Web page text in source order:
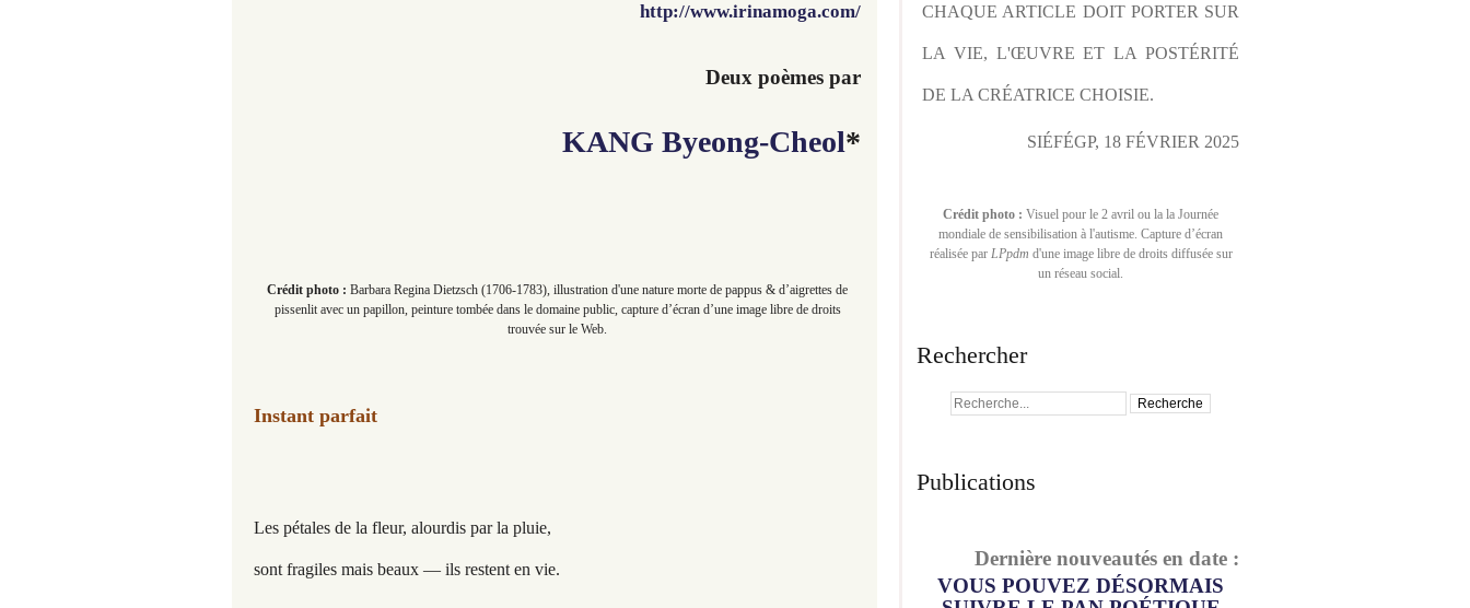
http://www.irinamoga.com/
Deux poèmes par
KANG Byeong-Cheol*
Crédit photo : Barbara Regina Dietzsch (1706-1783), illustration d'une nature morte de pappus & d’aigrettes de
pissenlit avec un papillon, peinture tombée dans le domaine public, capture d’écran d’une image libre de droits
trouvée sur le Web.
Instant parfait
Les pétales de la fleur, alourdis par la pluie,
sont fragiles mais beaux — ils restent en vie.
CHAQUE ARTICLE DOIT PORTER SUR
LA VIE, L'ŒUVRE ET LA POSTÉRITÉ
DE LA CRÉATRICE CHOISIE.
SIÉFÉGP, 18 FÉVRIER 2025
Crédit photo : Visuel pour le 2 avril ou la la Journée
mondiale de sensibilisation à l'autisme. Capture d’écran
réalisée par LPpdm d'une image libre de droits diffusée sur
un réseau social.
Rechercher
Publications
Dernière nouveautés en date :
VOUS POUVEZ DÉSORMAIS